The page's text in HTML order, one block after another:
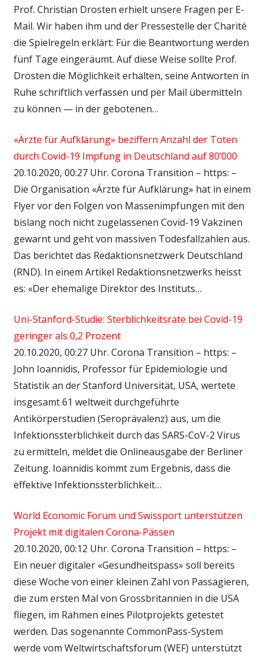
Prof. Christian Drosten erhielt unsere Fragen per E-
Mail. Wir haben ihm und der Pressestelle der Charité
die Spielregeln erklärt: Für die Beantwortung werden
fünf Tage eingeräumt. Auf diese Weise sollte Prof.
Drosten die Möglichkeit erhalten, seine Antworten in
Ruhe schriftlich verfassen und per Mail übermitteln
zu können — in der gebotenen…
«Ärzte für Aufklärung» beziffern Anzahl der Toten
durch Covid-19 Impfung in Deutschland auf 80’000
20.10.2020, 00:27 Uhr. Corona Transition – https: –
Die Organisation «Ärzte für Aufklärung» hat in einem
Flyer vor den Folgen von Massenimpfungen mit den
bislang noch nicht zugelassenen Covid-19 Vakzinen
gewarnt und geht von massiven Todesfallzahlen aus.
Das berichtet das Redaktionsnetzwerk Deutschland
(RND). In einem Artikel Redaktionsnetzwerks heisst
es: «Der ehemalige Direktor des Instituts…
Uni-Stanford-Studie: Sterblichkeitsrate bei Covid-19
geringer als 0,2 Prozent
20.10.2020, 00:27 Uhr. Corona Transition – https: –
John Ioannidis, Professor für Epidemiologie und
Statistik an der Stanford Universität, USA, wertete
insgesamt 61 weltweit durchgeführte
Antikörperstudien (Seroprävalenz) aus, um die
Infektionssterblichkeit durch das SARS-CoV-2 Virus
zu ermitteln, meldet die Onlineausgabe der Berliner
Zeitung. Ioannidis kommt zum Ergebnis, dass die
effektive Infektionssterblichkeit…
World Economic Forum und Swissport unterstützen
Projekt mit digitalen Corona-Pässen
20.10.2020, 00:12 Uhr. Corona Transition – https: –
Ein neuer digitaler «Gesundheitspass» soll bereits
diese Woche von einer kleinen Zahl von Passagieren,
die zum ersten Mal von Grossbritannien in die USA
fliegen, im Rahmen eines Pilotprojekts getestet
werden. Das sogenannte CommonPass-System
werde vom Weltwirtschaftsforum (WEF) unterstützt